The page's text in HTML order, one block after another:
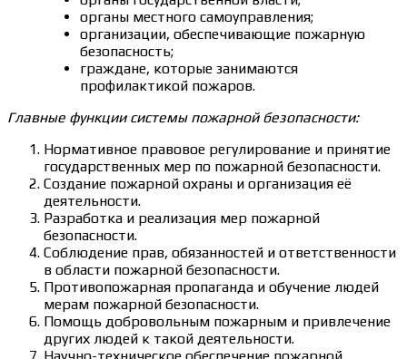
органы местного самоуправления;
организации, обеспечивающие пожарную
безопасность;
граждане, которые занимаются
профилактикой пожаров.
Главные функции системы пожарной безопасности:
Нормативное правовое регулирование и принятие
государственных мер по пожарной безопасности.
Создание пожарной охраны и организация её
деятельности.
Разработка и реализация мер пожарной
безопасности.
Соблюдение прав, обязанностей и ответственности
в области пожарной безопасности.
Противопожарная пропаганда и обучение людей
мерам пожарной безопасности.
Помощь добровольным пожарным и привлечение
других людей к такой деятельности.